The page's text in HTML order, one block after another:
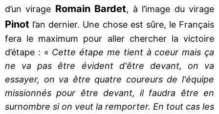
d’un virage Romain Bardet, à l’image du virage
Pinot l’an dernier. Une chose est sûre, le Français
fera le maximum pour aller chercher la victoire
d’étape : « Cette étape me tient à coeur mais ça
ne va pas être évident d'être devant, on va
essayer, on va être quatre coureurs de l'équipe
missionnés pour être devant, il faudra être en
surnombre si on veut la remporter. En tout cas les